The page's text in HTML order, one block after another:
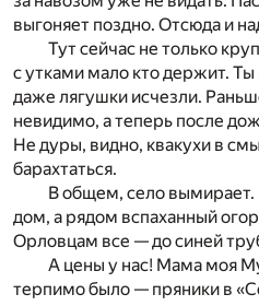
выгоняет поздно. Отсюда и
Тут сейчас не только
с утками мало кто держит.
даже лягушки исчезли.
невидимо, а теперь после
Не дуры, видно, квакухи в
барахтаться.
В общем, село
дом, а рядом вспаханный
Орловцам все — до синей
А цены у нас! Мама моя
терпимо было — пряники в